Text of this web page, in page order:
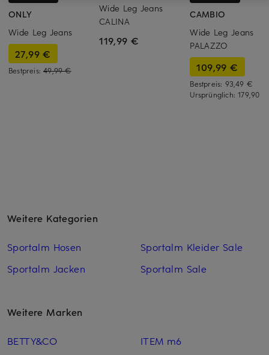
ONLY
Wide Leg Jeans
27,99 €
Bestpreis:49,99 €
Wide Leg Jeans
CALINA
119,99 €
CAMBIO
Wide Leg Jeans
PALAZZO
109,99 €
Bestpreis: 93,49 €
Ursprünglich:179,90 €
Weitere Kategorien
Sportalm Hosen
Sportalm Jacken
Sportalm Kleider Sale
Sportalm Sale
Weitere Marken
BETTY&CO
ITEM m6